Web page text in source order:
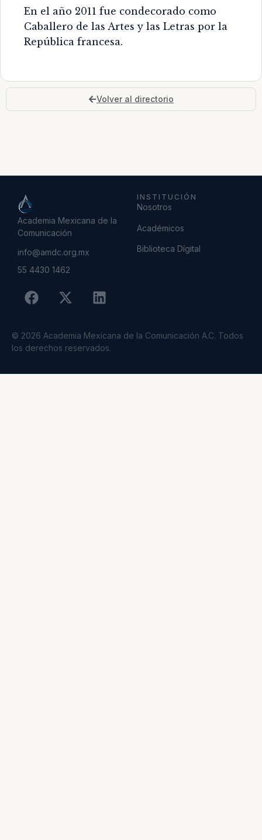
En el año 2011 fue condecorado como
Caballero de las Artes y las Letras por la
República francesa.
Volver al directorio
Academia Mexicana de la
Comunicación
info@amdc.org.mx
55 4430 1462
INSTITUCIÓN
Nosotros
Académicos
Biblioteca Dígital
© 2026 Academia Mexicana de la Comunicación A.C. Todos
los derechos reservados.